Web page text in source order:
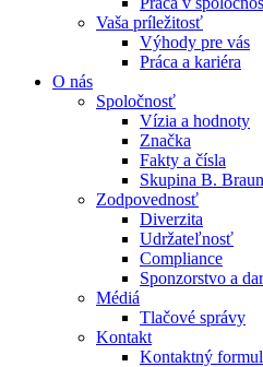
Produktový katalóg​
Objavte naše produkty.
Dialyzačné strediská
B. Braun Avitum poskytuje
Zostaňte v dialógu s B.
Vaša príležitosť
Výhody pre vás
Práca a kariéra
O nás
Spoločnosť
Vízia a hodnoty
Značka
Fakty a čísla
Skupina B.
Zodpovednosť
Diverzita
Udržateľnosť
Compliance
Sponzorstvo a
Médiá
Tlačové správy
Kontakt
Kontaktný